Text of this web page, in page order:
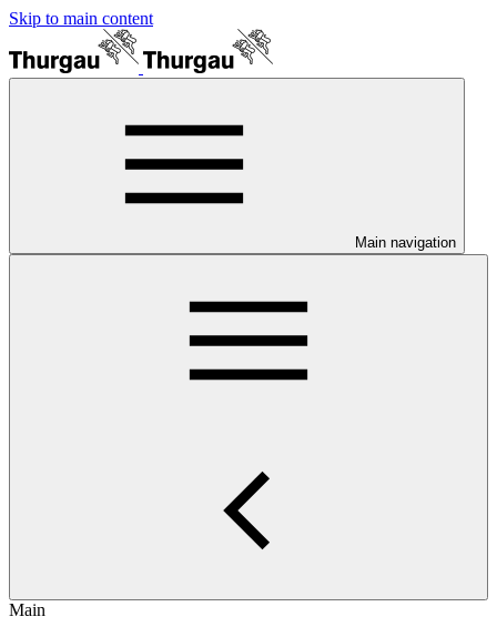
Skip to main content
Main navigation
Main